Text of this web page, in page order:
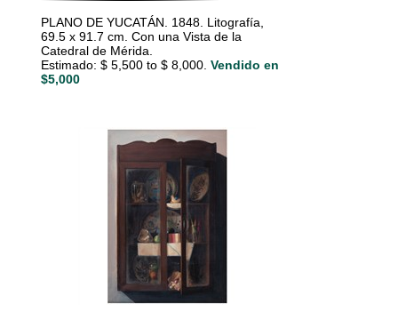
PLANO DE YUCATÁN. 1848. Litografía,
69.5 x 91.7 cm. Con una Vista de la
Catedral de Mérida.
Estimado: $ 5,500 to $ 8,000. Vendido en
$5,000